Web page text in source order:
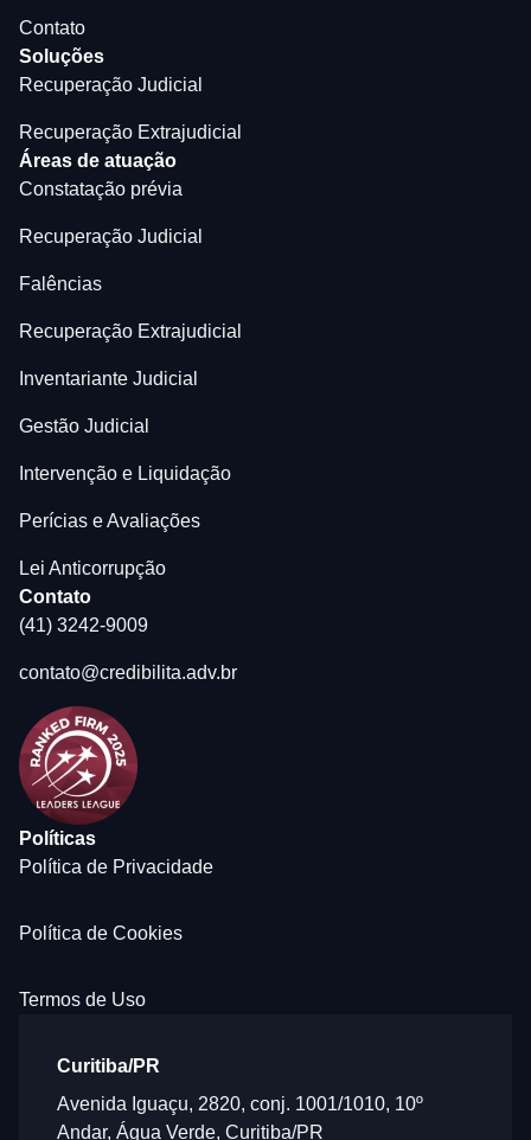
Contato
Soluções
Recuperação Judicial
Recuperação Extrajudicial
Áreas de atuação
Constatação prévia
Recuperação Judicial
Falências
Recuperação Extrajudicial
Inventariante Judicial
Gestão Judicial
Intervenção e Liquidação
Perícias e Avaliações
Lei Anticorrupção
Contato
(41) 3242-9009
contato@credibilita.adv.br
Políticas
Política de Privacidade
Política de Cookies
Termos de Uso
Curitiba/PR
Avenida Iguaçu, 2820, conj. 1001/1010, 10º
Andar, Água Verde, Curitiba/PR